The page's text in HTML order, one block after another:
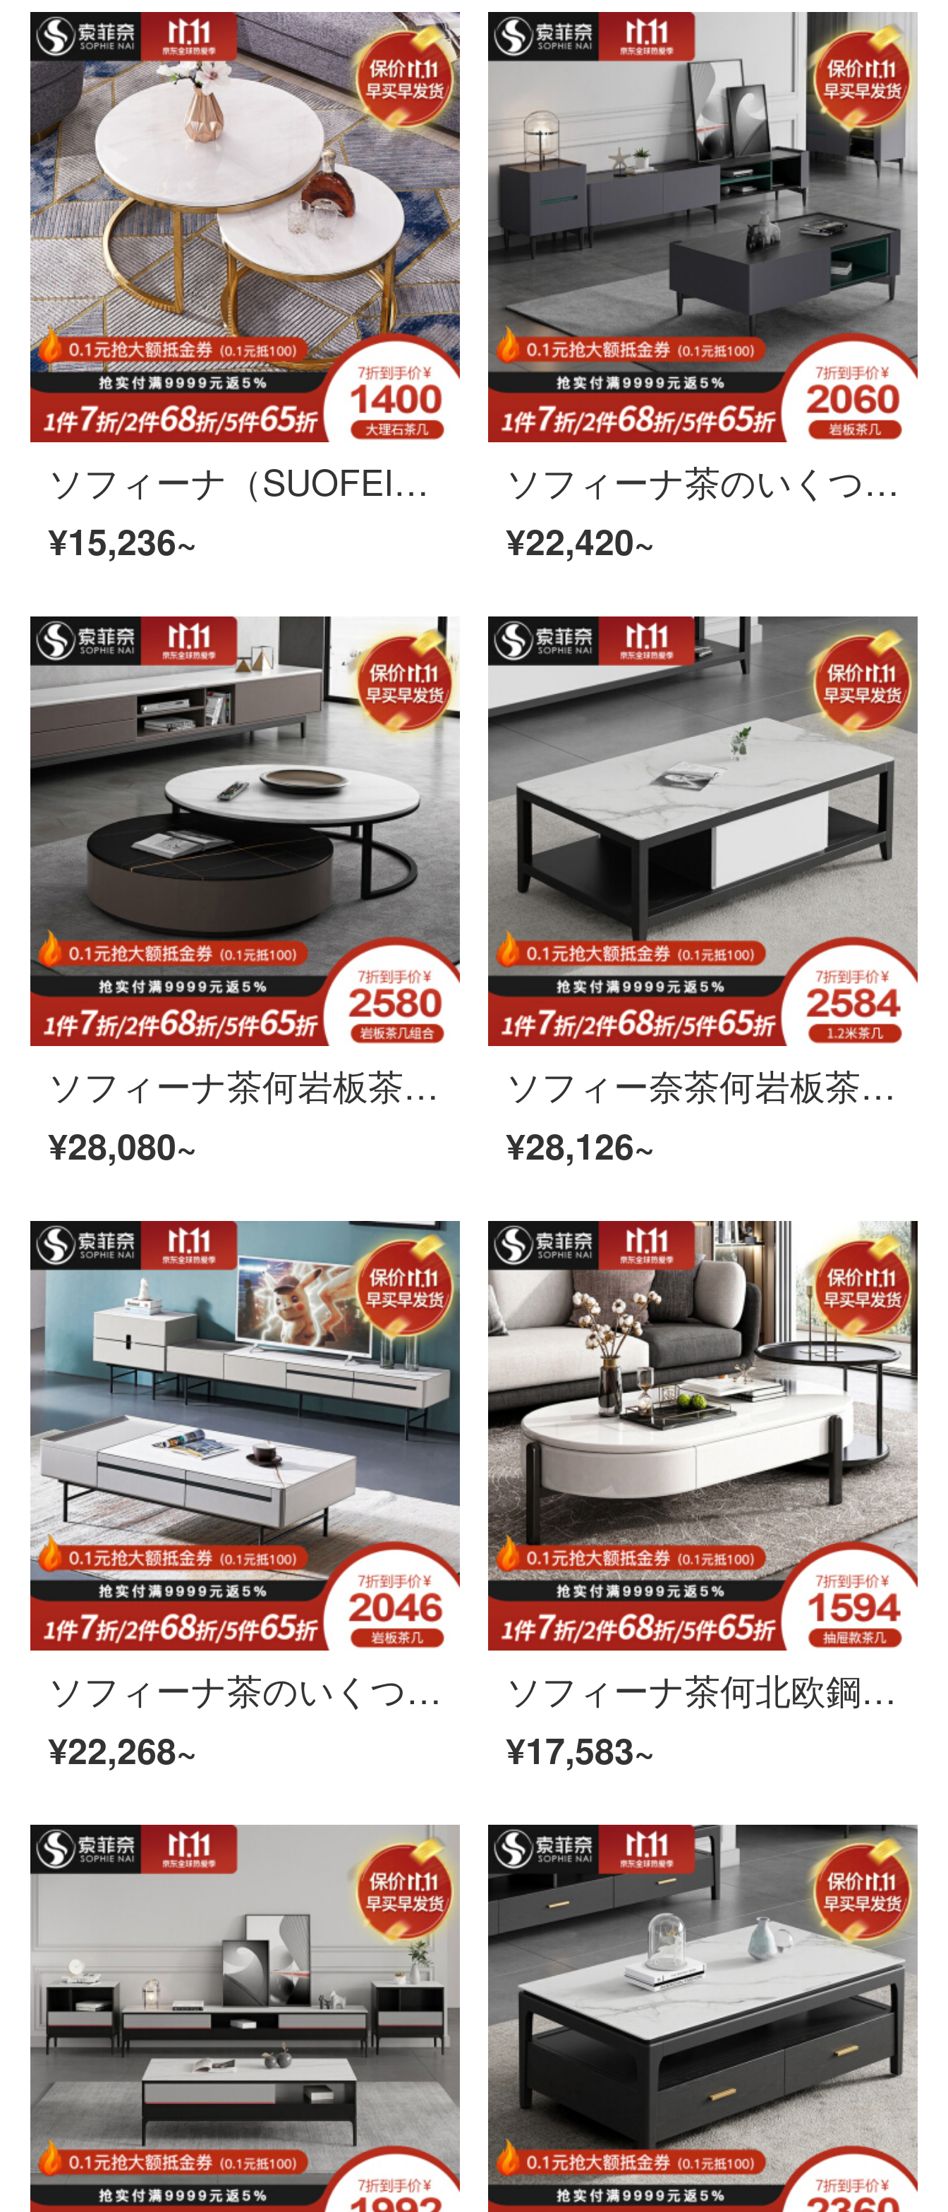
ソフィーナ（SUOFEINAI）現代簡単ソファーのそばにある北欧大理石茶の大理石の丸いお茶
¥15,236~
ソフィーナ茶のいくつかの岩の板の茶のいくつかのテレビの箱の組合せの意味式の極簡岩の板のテレビの箱は簡単に現代のテレビの箱の小さい家型の客間の戸棚の北欧の伸縮するテレビの箱のお茶を予約します。
¥22,420~
ソフィーナ茶何岩板茶何北欧の軽奢な小部屋型客間茶何現代簡単な高低茶の組み合わせ70/80茶の組み合わせ
¥28,080~
ソフィー奈茶何岩板茶何北欧軽奢茶何テレビの箱の組み合わせは式岩板茶何テレビの箱のセットの1.2メートルの茶何を意味しますか？
¥28,126~
ソフィーナ茶のいくつかの岩の板のお茶は北欧の簡単なお茶のいくつかのテレビの箱の組合せの小さい戸型のお茶のいくつかのテレビの箱が軽くて贅沢なお茶のいくつかのお茶を飲みます。
¥22,268~
ソフィーナ茶何北欧鋼鉄化ガラス茶何テレビの箱のスーツは客間を組み合わせて簡単に現代の小型住宅型の軽い贅沢品を蓄えて物の箱を蓄えて昇降して金の茶何を買いますか？
¥17,583~